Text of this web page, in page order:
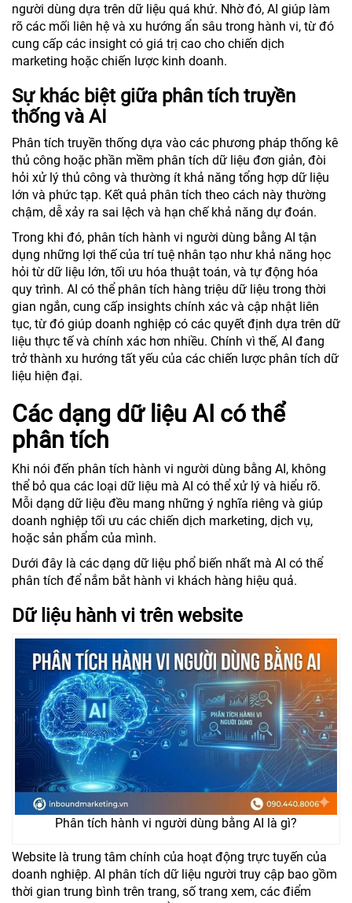
người dùng dựa trên dữ liệu quá khứ. Nhờ đó, AI giúp làm
rõ các mối liên hệ và xu hướng ẩn sâu trong hành vi, từ đó
cung cấp các insight có giá trị cao cho chiến dịch
marketing hoặc chiến lược kinh doanh.
Sự khác biệt giữa phân tích truyền
thống và AI
Phân tích truyền thống dựa vào các phương pháp thống kê
thủ công hoặc phần mềm phân tích dữ liệu đơn giản, đòi
hỏi xử lý thủ công và thường ít khả năng tổng hợp dữ liệu
lớn và phức tạp. Kết quả phân tích theo cách này thường
chậm, dễ xảy ra sai lệch và hạn chế khả năng dự đoán.
Trong khi đó, phân tích hành vi người dùng bằng AI tận
dụng những lợi thế của trí tuệ nhân tạo như khả năng học
hỏi từ dữ liệu lớn, tối ưu hóa thuật toán, và tự động hóa
quy trình. AI có thể phân tích hàng triệu dữ liệu trong thời
gian ngắn, cung cấp insights chính xác và cập nhật liên
tục, từ đó giúp doanh nghiệp có các quyết định dựa trên dữ
liệu thực tế và chính xác hơn nhiều. Chính vì thế, AI đang
trở thành xu hướng tất yếu của các chiến lược phân tích dữ
liệu hiện đại.
Các dạng dữ liệu AI có thể
phân tích
Khi nói đến phân tích hành vi người dùng bằng AI, không
thể bỏ qua các loại dữ liệu mà AI có thể xử lý và hiểu rõ.
Mỗi dạng dữ liệu đều mang những ý nghĩa riêng và giúp
doanh nghiệp tối ưu các chiến dịch marketing, dịch vụ,
hoặc sản phẩm của mình.
Dưới đây là các dạng dữ liệu phổ biến nhất mà AI có thể
phân tích để nắm bắt hành vi khách hàng hiệu quả.
Dữ liệu hành vi trên website
Phân tích hành vi người dùng bằng AI là gì?
Website là trung tâm chính của hoạt động trực tuyến của
doanh nghiệp. AI phân tích dữ liệu người truy cập bao gồm
thời gian trung bình trên trang, số trang xem, các điểm